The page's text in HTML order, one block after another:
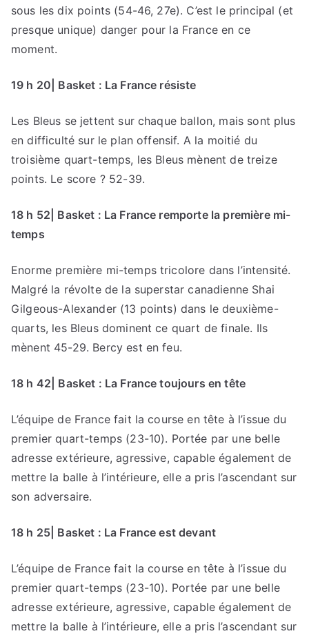
sous les dix points (54-46, 27e). C’est le principal (et
presque unique) danger pour la France en ce
moment.
19 h 20| Basket : La France résiste
Les Bleus se jettent sur chaque ballon, mais sont plus
en difficulté sur le plan offensif. A la moitié du
troisième quart-temps, les Bleus mènent de treize
points. Le score ? 52-39.
18 h 52| Basket : La France remporte la première mi-
temps
Enorme première mi-temps tricolore dans l’intensité.
Malgré la révolte de la superstar canadienne Shai
Gilgeous-Alexander (13 points) dans le deuxième-
quarts, les Bleus dominent ce quart de finale. Ils
mènent 45-29. Bercy est en feu.
18 h 42| Basket : La France toujours en tête
L’équipe de France fait la course en tête à l’issue du
premier quart-temps (23-10). Portée par une belle
adresse extérieure, agressive, capable également de
mettre la balle à l’intérieure, elle a pris l’ascendant sur
son adversaire.
18 h 25| Basket : La France est devant
L’équipe de France fait la course en tête à l’issue du
premier quart-temps (23-10). Portée par une belle
adresse extérieure, agressive, capable également de
mettre la balle à l’intérieure, elle a pris l’ascendant sur